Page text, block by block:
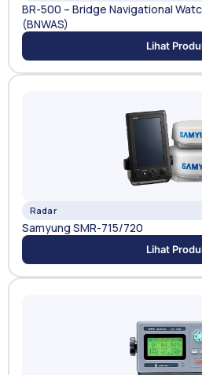
BR-500 – Bridge Navigational
(BNWAS)
Lihat
Radar
Samyung SMR-715/720
Lihat